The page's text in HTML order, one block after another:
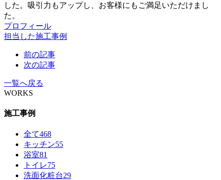
した。吸引力もアップし、お客様にもご満足いただけまし
た。
プロフィール
担当した施工事例
前の記事
次の記事
一覧へ戻る
WORKS
施工事例
全て468
キッチン55
浴室81
トイレ75
洗面化粧台29